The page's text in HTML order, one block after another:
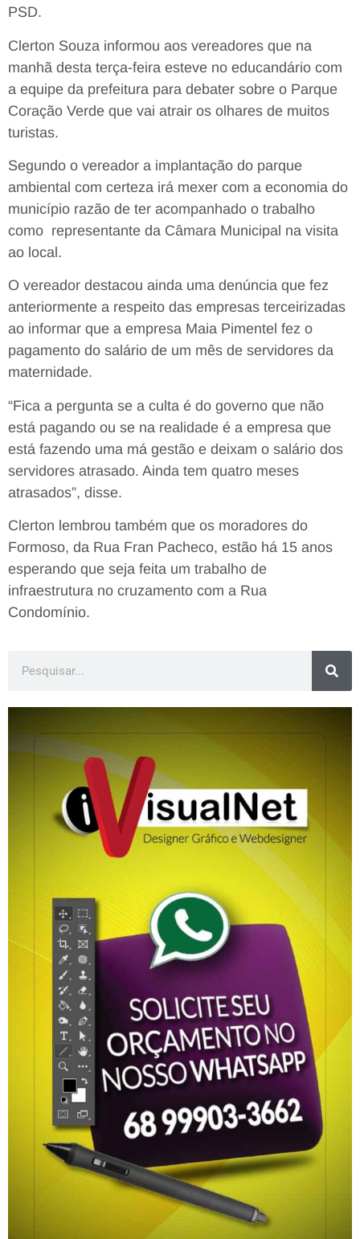
PSD.
Clerton Souza informou aos vereadores que na
manhã desta terça-feira esteve no educandário com
a equipe da prefeitura para debater sobre o Parque
Coração Verde que vai atrair os olhares de muitos
turistas.
Segundo o vereador a implantação do parque
ambiental com certeza irá mexer com a economia do
município razão de ter acompanhado o trabalho
como representante da Câmara Municipal na visita
ao local.
O vereador destacou ainda uma denúncia que fez
anteriormente a respeito das empresas terceirizadas
ao informar que a empresa Maia Pimentel fez o
pagamento do salário de um mês de servidores da
maternidade.
“Fica a pergunta se a culta é do governo que não
está pagando ou se na realidade é a empresa que
está fazendo uma má gestão e deixam o salário dos
servidores atrasado. Ainda tem quatro meses
atrasados”, disse.
Clerton lembrou também que os moradores do
Formoso, da Rua Fran Pacheco, estão há 15 anos
esperando que seja feita um trabalho de
infraestrutura no cruzamento com a Rua
Condomínio.